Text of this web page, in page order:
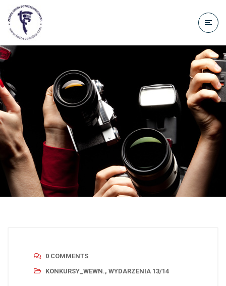
treści
0 COMMENTS
KONKURSY_WEWN., WYDARZENIA 13/14